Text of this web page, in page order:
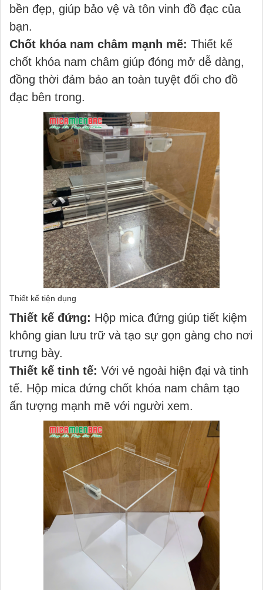
bền đẹp, giúp bảo vệ và tôn vinh đồ đạc của
bạn.
Chốt khóa nam châm mạnh mẽ: Thiết kế
chốt khóa nam châm giúp đóng mở dễ dàng,
đồng thời đảm bảo an toàn tuyệt đối cho đồ
đạc bên trong.
Thiết kế tiện dụng
Thiết kế đứng: Hộp mica đứng giúp tiết kiệm
không gian lưu trữ và tạo sự gọn gàng cho nơi
trưng bày.
Thiết kế tinh tế: Với vẻ ngoài hiện đại và tinh
tế. Hộp mica đứng chốt khóa nam châm tạo
ấn tượng mạnh mẽ với người xem.